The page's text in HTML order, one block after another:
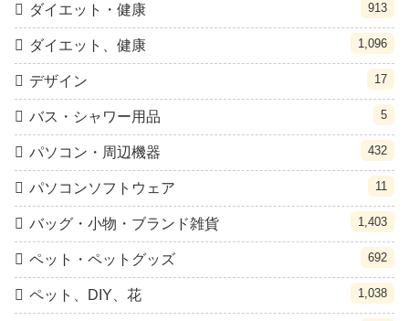
ダイエット・健康 913
ダイエット、健康 1,096
デザイン 17
バス・シャワー用品 5
パソコン・周辺機器 432
パソコンソフトウェア 11
バッグ・小物・ブランド雑貨 1,403
ペット・ペットグッズ 692
ペット、DIY、花 1,038